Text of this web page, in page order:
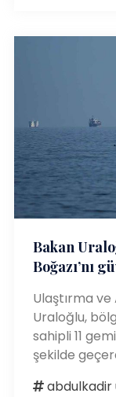
Bakan
Boğazı’nı
Ulaştırma ve
Uraloğlu,
sahipli 11
şekilde
abdulkadir